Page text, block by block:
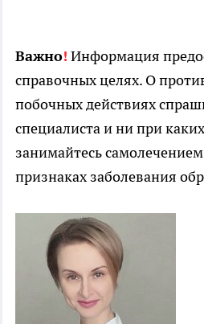
Важно! Информация
справочных целях. О
побочных действиях
специалиста и ни при
занимайтесь
признаках заболевания